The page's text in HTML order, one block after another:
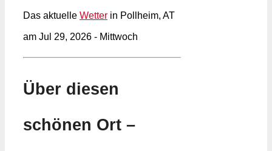
Das aktuelle Wetter in Pollheim, AT
am Jul 29, 2026 - Mittwoch
Über diesen
schönen Ort –